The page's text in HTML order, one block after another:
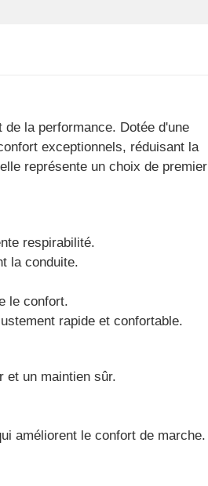
la performance. Dotée d'une
exceptionnels, réduisant la
représente un choix de premier
respirabilité.
la conduite.
le confort.
rapide et confortable.
et un maintien sûr.
améliorent le confort de marche.